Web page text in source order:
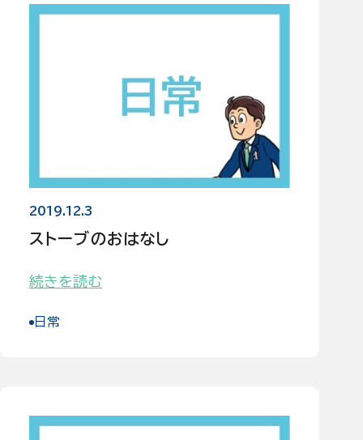
2019.12.3
ストーブのおはなし
続きを読む
日常